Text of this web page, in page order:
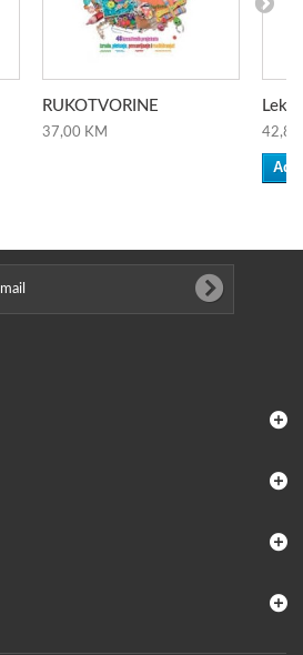
RUKOTVORINE
37,00 KM 42,80